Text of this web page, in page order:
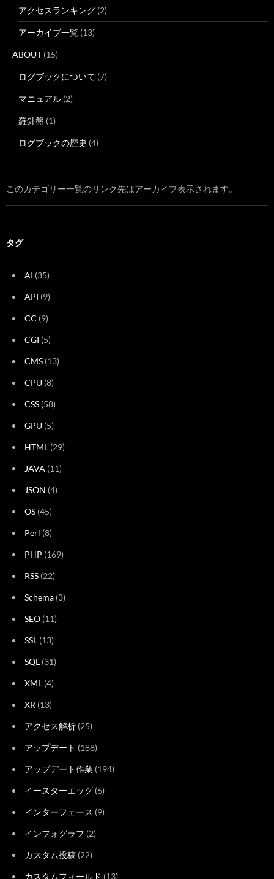
アクセスランキング (2)
アーカイブ一覧 (13)
ABOUT (15)
ログブックについて (7)
マニュアル (2)
羅針盤 (1)
ログブックの歴史 (4)
このカテゴリー一覧のリンク先はアーカイブ表示されます。
タグ
AI (35)
API (9)
CC (9)
CGI (5)
CMS (13)
CPU (8)
CSS (58)
GPU (5)
HTML (29)
JAVA (11)
JSON (4)
OS (45)
Perl (8)
PHP (169)
RSS (22)
Schema (3)
SEO (11)
SSL (13)
SQL (31)
XML (4)
XR (13)
アクセス解析 (25)
アップデート (188)
アップデート作業 (194)
イースターエッグ (6)
インターフェース (9)
インフォグラフ (2)
カスタム投稿 (22)
カスタムフィールド (13)